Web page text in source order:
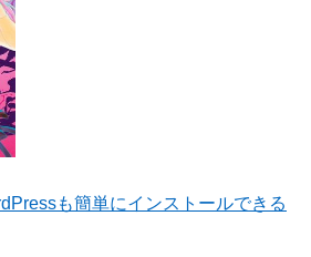
も簡単にインストールできる